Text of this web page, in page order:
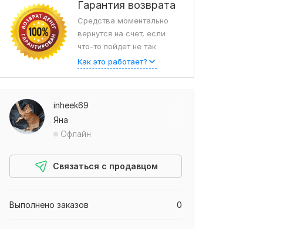
Гарантия возврата
Средства моментально
вернутся на счет, если
что-то пойдет не так
Как это работает?
inheek69
Яна
Офлайн
Связаться с продавцом
0
Выполнено заказов